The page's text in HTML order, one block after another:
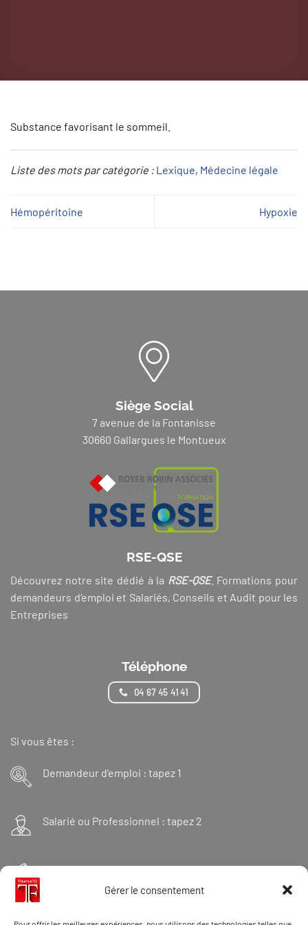
Gérer le consentement
Substance favorisant le sommeil.
Liste des mots par catégorie : Lexique, Médecine légale
Hémopéritoine Hypoxie
Siège Social
7 avenue de la Fontanisse
30660 Gallargues le Montueux
RSE-QSE
Découvrez notre site dédié à la RSE-QSE. Formations pour
demandeurs d’emploi et Salariés, Conseils et Audit pour les
Entreprises
Téléphone
04 67 45 41 41
Si vous êtes :
Demandeur d’emploi : tapez 1
Salarié ou Professionnel : tapez 2
Financeur : tapez 3
Et « 98 » pour une formation Thanatopraxie